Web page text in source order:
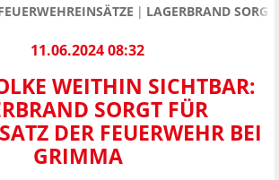
LAGERBRAND
11.06.2024 08:32
WEITHIN SICHTBAR:
SORGT FÜR
DER FEUERWEHR BEI G
RIMMA